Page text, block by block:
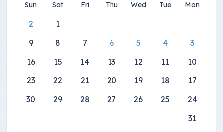
Mon
Tue
Wed
Thu
Fri
Sat
Sun
1
2
3
4
5
6
7
8
9
10
11
12
13
14
15
16
17
18
19
20
21
22
23
24
25
26
27
28
29
30
31